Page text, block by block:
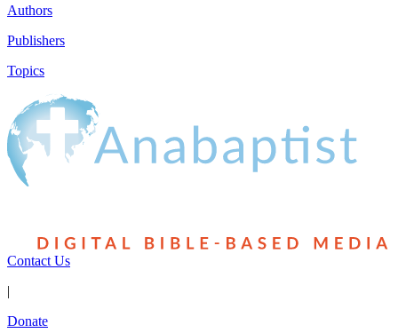
Authors
Publishers
Topics
Contact Us
|
Donate